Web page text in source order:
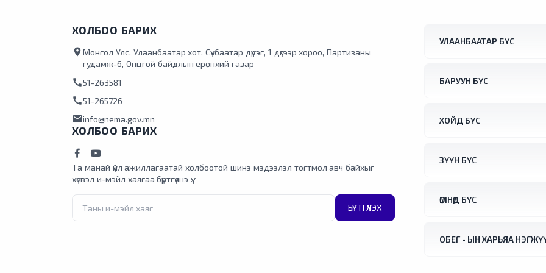
ХОЛБОО БАРИХ
location_onМонгол Улс, Улаанбаатар хот, Сүхбаатар дүүрэг, 1 дүгээр хороо, Партизаны
гудамж-6, Онцгой байдлын ерөнхий газар
call51-263581
call51-265726
mailinfo@nema.gov.mn
ХОЛБОО БАРИХ
Та манай үйл ажиллагаатай холбоотой шинэ мэдээлэл тогтмол авч байхыг
хүсвэл и-мэйл хаягаа бүртгүүлнэ үү.
БҮРТГҮҮЛЭХ
УЛААНБААТАР БҮС
БАРУУН БҮС
ХОЙД БҮС
ЗҮҮН БҮС
ӨМНӨД БҮС
ОБЕГ - ЫН ХАРЬЯА